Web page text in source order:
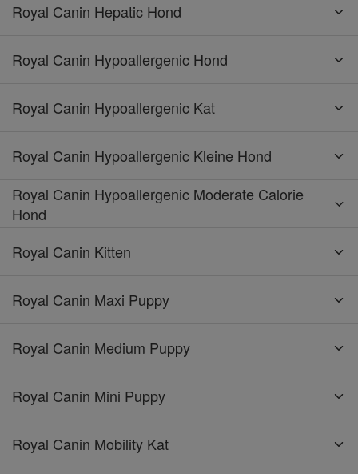
Royal Canin Hepatic Hond
Royal Canin Hypoallergenic Hond
Royal Canin Hypoallergenic Kat
Royal Canin Hypoallergenic Kleine Hond
Royal Canin Hypoallergenic Moderate Calorie
Hond
Royal Canin Kitten
Royal Canin Maxi Puppy
Royal Canin Medium Puppy
Royal Canin Mini Puppy
Royal Canin Mobility Kat